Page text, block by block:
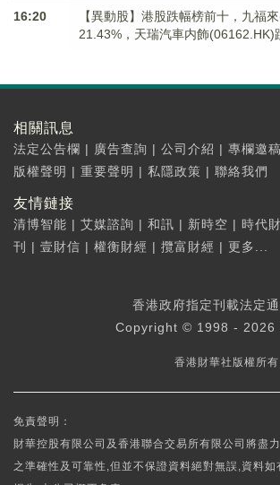
16:20
【異動股】港股跌幅榜前十，九福
21.43%，天瑞汽車内飾(06162.HK)
相關訊息
法定公告欄 | 廣告查詢 | 公司介紹 | 專欄邀稿
版權聲明 | 重要聲明 | 私隱政策 | 聯絡我們
友情鏈接
清博智能 | 艾媒諮詢 | 和訊 | 新時空 | 時代
刊
| 壹財信 | 權衡財經 | 攬富財經 | 更多...
香港政府指定刊載法定
Copyright © 1998 - 2026
香港財華社版權所
免責聲明：
財華控股有限公司及香港聯合交易所有限公司將盡
之準確性及可靠性,但並不保證資料絕對無誤,資料如